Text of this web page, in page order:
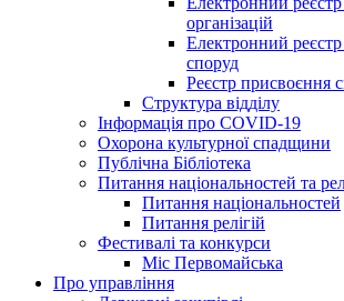
організацій
Електронний
споруд
Реєстр присвоєння
Структура відділу
Інформація про COVID-19
Охорона культурної спадщини
Публічна Бібліотека
Питання національностей та
Питання національностей
Питання релігій
Фестивалі та конкурси
Міс Первомайська
Про управління